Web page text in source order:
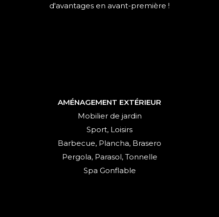
d'avantages en avant-première !
AMÉNAGEMENT EXTÉRIEUR
Mobilier de jardin
Sport, Loisirs
Barbecue, Plancha, Brasero
Pergola, Parasol, Tonnelle
Spa Gonflable